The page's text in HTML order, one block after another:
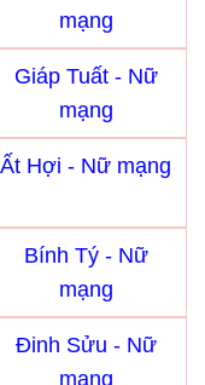
mạng
Giáp Tuất - Nữ
mạng
Ất Hợi - Nữ mạng
Bính Tý - Nữ
mạng
Đinh Sửu - Nữ
mạng